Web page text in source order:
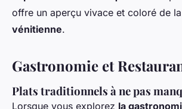
offre un aperçu vivace et coloré de la
vénitienne.
Gastronomie et
Plats traditionnels à ne pas
Lorsque vous explorez la